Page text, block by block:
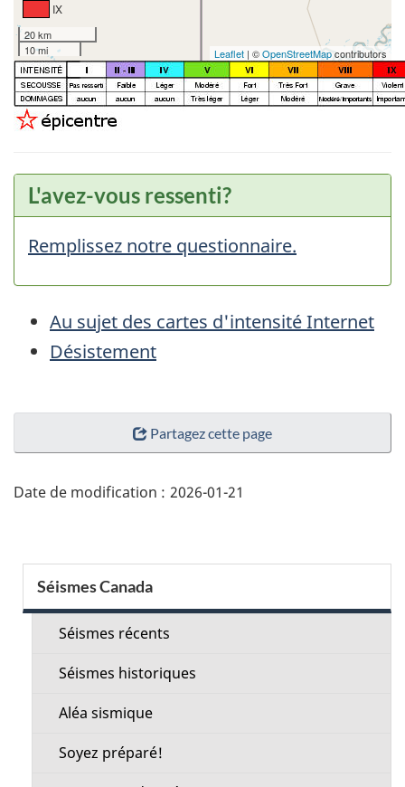
IX
20 km
10 mi
Leaflet | ©OpenStreetMapcontributors
L'avez-vous ressenti?
Remplissez notre questionnaire.
Au sujet des cartes d'intensité Internet
Désistement
"Détails
page"
Partagez cette page
Date de modification : 2026-01-21
Menu
de
Séismes Canada
Séismes récents
Séismes historiques
Aléa sismique
Soyez préparé!